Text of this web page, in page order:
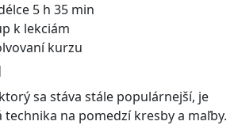
5 h 35 min
k lekciám
kurzu
sa stáva stále populárnejší, je
na pomedzí kresby a maľby.